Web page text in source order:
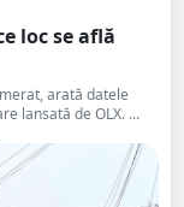
loc se află
arată datele
lansată de OLX. ...